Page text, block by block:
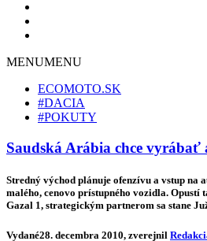
MENUMENU
ECOMOTO.SK
#DACIA
#POKUTY
Saudská Arábia chce vyrábať
Stredný východ plánuje ofenzívu a vstup na
malého, cenovo prístupného vozidla. Opustí
Gazal 1, strategickým partnerom sa stane
Vydané28. decembra 2010, zverejnil